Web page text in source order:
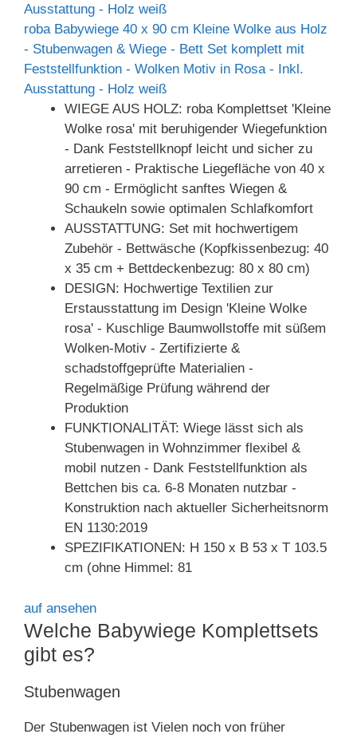
roba Babywiege 40 x 90 cm Kleine Wolke aus Holz
- Stubenwagen & Wiege - Bett Set komplett mit
Feststellfunktion - Wolken Motiv in Rosa - Inkl.
Ausstattung - Holz weiß
WIEGE AUS HOLZ: roba Komplettset 'Kleine
Wolke rosa' mit beruhigender Wiegefunktion
- Dank Feststellknopf leicht und sicher zu
arretieren - Praktische Liegefläche von 40 x
90 cm - Ermöglicht sanftes Wiegen &
Schaukeln sowie optimalen Schlafkomfort
AUSSTATTUNG: Set mit hochwertigem
Zubehör - Bettwäsche (Kopfkissenbezug: 40
x 35 cm + Bettdeckenbezug: 80 x 80 cm)
DESIGN: Hochwertige Textilien zur
Erstausstattung im Design 'Kleine Wolke
rosa' - Kuschlige Baumwollstoffe mit süßem
Wolken-Motiv - Zertifizierte &
schadstoffgeprüfte Materialien -
Regelmäßige Prüfung während der
Produktion
FUNKTIONALITÄT: Wiege lässt sich als
Stubenwagen in Wohnzimmer flexibel &
mobil nutzen - Dank Feststellfunktion als
Bettchen bis ca. 6-8 Monaten nutzbar -
Konstruktion nach aktueller Sicherheitsnorm
EN 1130:2019
SPEZIFIKATIONEN: H 150 x B 53 x T 103.5
cm (ohne Himmel: 81
auf ansehen
Welche Babywiege Komplettsets
gibt es?
Stubenwagen
Der Stubenwagen ist Vielen noch von früher